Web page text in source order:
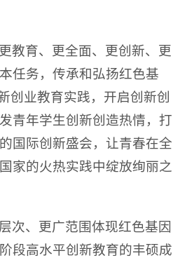
教育、更全面、更创新、更
任务，传承和弘扬红色基
创业教育实践，开启创新创
青年学生创新创造热情，打
国际创新盛会，让青春在全
家的火热实践中绽放绚丽之
、更广范围体现红色基因
段高水平创新教育的丰硕成